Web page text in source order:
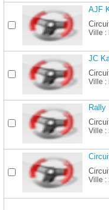
AJF
Ville :
JC
Ville :
Rally
Ville :
Ville :